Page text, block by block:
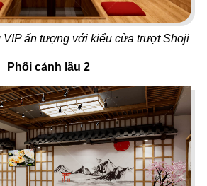
ấn tượng với kiểu cửa trượt Shoji
Phối cảnh lầu 2
MARUKIN
Nhà hàng Nhật